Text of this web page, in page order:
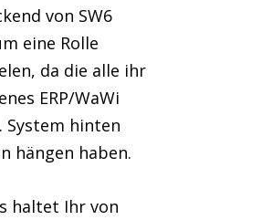
von SW6
eine Rolle
da die alle ihr
ERP/WaWi
System hinten
hängen haben.
haltet Ihr von